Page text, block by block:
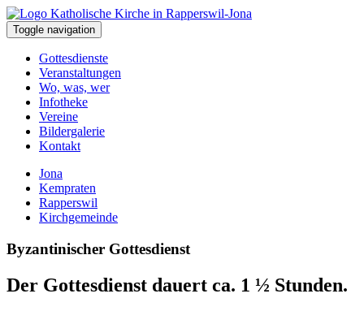
Toggle navigation
Gottesdienste
Veranstaltungen
Wo, was, wer
Infotheke
Vereine
Bildergalerie
Kontakt
Jona
Kempraten
Rapperswil
Kirchgemeinde
Byzantinischer Gottesdienst
Der Gottesdienst dauert ca. 1 ½ Stunden.